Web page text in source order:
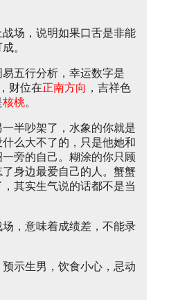
场，说明如果口舌是非能
。
五行分析，幸运数字是
，财位在正南方向 ，吉祥色
核桃。
一半吵架了，水象的你就是
么大不了的，只是他她和
旁的自己。糊涂的你只顾
身边最爱自己的人。蟹蟹
其实生气说的话都不是当
，意味着成绩差，不能录
示生男，饮食小心，忌动